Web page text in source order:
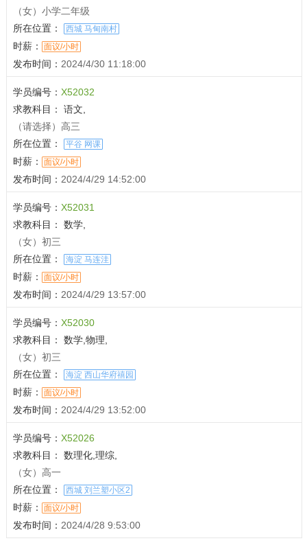
（女）小学二年级
所在位置：
西城 马甸南村
时薪： 面议/小时
发布时间： 2024/4/30 11:18:00
学员编号： X52032
求教科目： 语文,
（请选择）高三
所在位置：
平谷 网课
时薪： 面议/小时
发布时间： 2024/4/29 14:52:00
学员编号： X52031
求教科目： 数学,
（女）初三
所在位置：
海淀 马连洼
时薪： 面议/小时
发布时间： 2024/4/29 13:57:00
学员编号： X52030
求教科目： 数学,物理,
（女）初三
所在位置：
海淀 西山华府禧园
时薪： 面议/小时
发布时间： 2024/4/29 13:52:00
学员编号： X52026
求教科目： 数理化,理综,
（女）高一
所在位置：
西城 刘兰塑小区2
时薪： 面议/小时
发布时间： 2024/4/28 9:53:00